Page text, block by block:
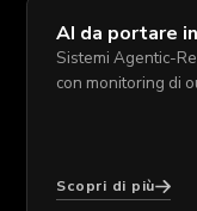
AI da portare
Sistemi Agentic-
con monitoring di
Scopri di più